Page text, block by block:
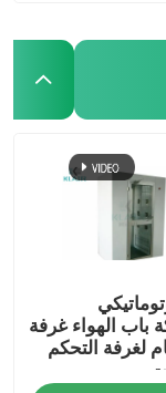
باب الهواء غرفة
لغرفة التحكم